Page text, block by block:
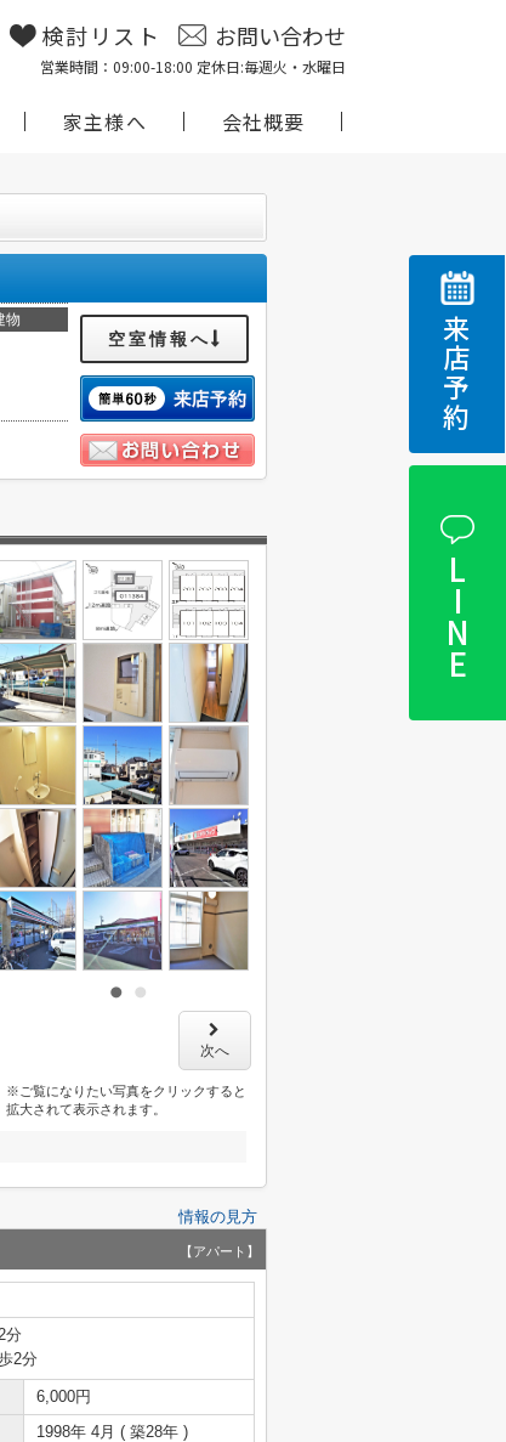
検討リスト お問い合わせ
営業時間：09:00-18:00 定休日:毎週火・水曜日
家主様へ 会社概要
来店予約
LINE
物
空室情報へ
次へ
※ご覧になりたい写真をクリックすると
拡大されて表示されます。
情報の見方
【アパート】
分
2分
6,000円
1998年 4月 ( 築28年 )